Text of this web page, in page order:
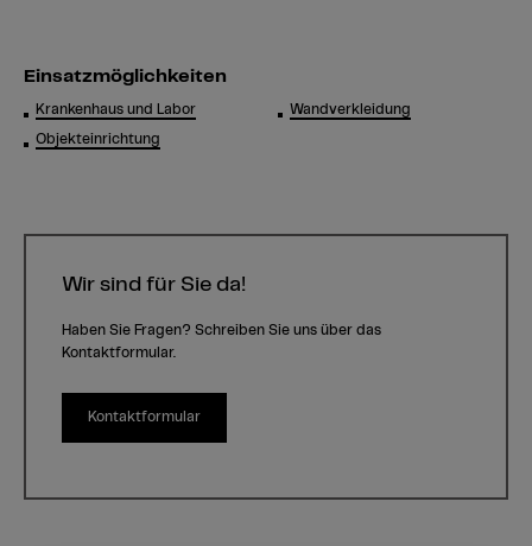
Einsatzmöglichkeiten
Krankenhaus und Labor
Objekteinrichtung
Wandverkleidung
Wir sind für Sie da!
Haben Sie Fragen? Schreiben Sie uns über das
Kontaktformular.
Kontaktformular